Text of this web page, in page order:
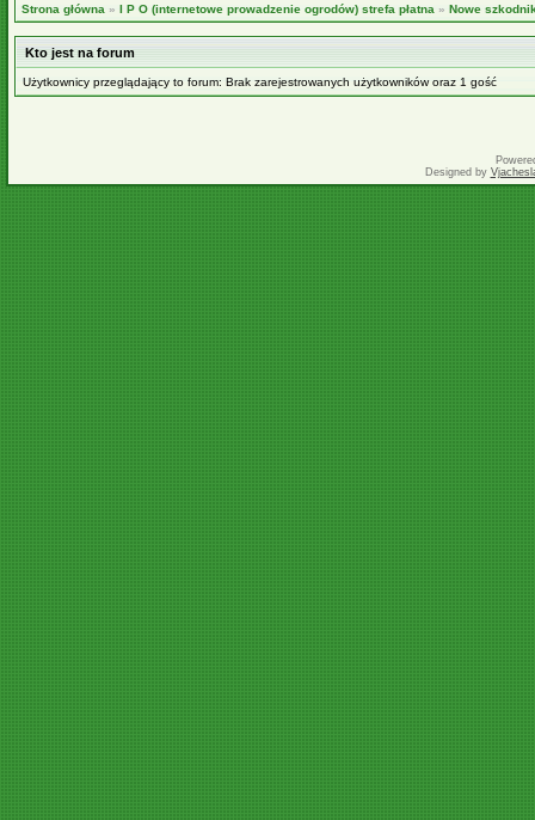
Strona główna » I P O (internetowe prowadzenie ogrodów) strefa płatna » Nowe
Kto jest na forum
Użytkownicy przeglądający to forum: Brak zarejestrowanych użytkowników oraz 1 gość
Designed by